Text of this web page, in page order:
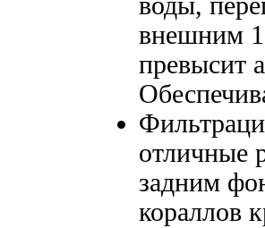
внешним
превысит
отличные
задним
кораллов